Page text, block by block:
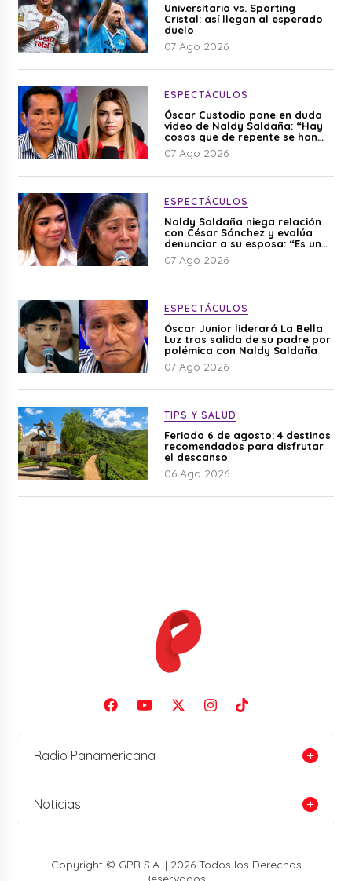
Universitario vs. Sporting
Cristal: así llegan al esperado
duelo
07 Ago 2026
ESPECTÁCULOS
Óscar Custodio pone en duda
video de Naldy Saldaña: “Hay
cosas que de repente se han
editado”
07 Ago 2026
ESPECTÁCULOS
Naldy Saldaña niega relación
con César Sánchez y evalúa
denunciar a su esposa: “Es una
difamación”
07 Ago 2026
ESPECTÁCULOS
Óscar Junior liderará La Bella
Luz tras salida de su padre por
polémica con Naldy Saldaña
07 Ago 2026
TIPS Y SALUD
Feriado 6 de agosto: 4 destinos
recomendados para disfrutar
el descanso
06 Ago 2026
Radio Panamericana
Noticias
Copyright © GPR S.A. | 2026 Todos los Derechos